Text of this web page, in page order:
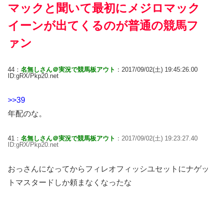
マックと聞いて最初にメジロマック
イーンが出てくるのが普通の競馬フ
ァン
44： 名無しさん＠実況で競馬板アウト ：2017/09/02(土) 19:45:26.00
ID:gRX/Pkp20.net
>>39
年配のな。
41： 名無しさん＠実況で競馬板アウト ：2017/09/02(土) 19:23:27.40
ID:gRX/Pkp20.net
おっさんになってからフィレオフィッシユセットにナゲッ
トマスタードしか頼まなくなったな